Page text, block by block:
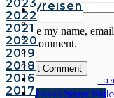
Lær at
Bestyrelsen
2023
2022
2021
2020
2019
2018
2016
2017
Website
Save my name,
time I comment.
Share Tweet Share Pin